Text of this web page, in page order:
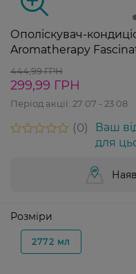
Ополіскувач-
Aromatherapy
444,99 ГРН
299,99 ГРН
Період акції: 27 07 - 23 08
0
Ваш
для
Розміри
2772 мл